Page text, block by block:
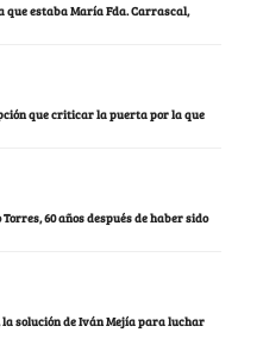
que estaba María Fda. Carrascal,
que criticar la puerta por la que
60 años después de haber sido
solución de Iván Mejía para luchar